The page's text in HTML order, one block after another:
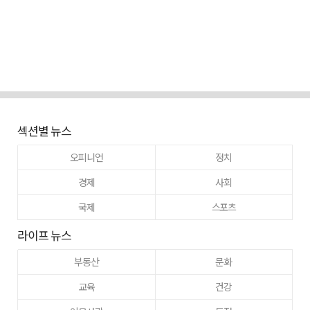
섹션별 뉴스
오피니언
정치
경제
사회
국제
스포츠
라이프 뉴스
부동산
문화
교육
건강